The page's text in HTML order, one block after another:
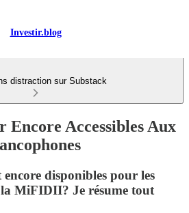
Investir.blog
distraction sur Substack
Encore Accessibles Aux
disponibles pour les
MiFIDII? Je résume tout